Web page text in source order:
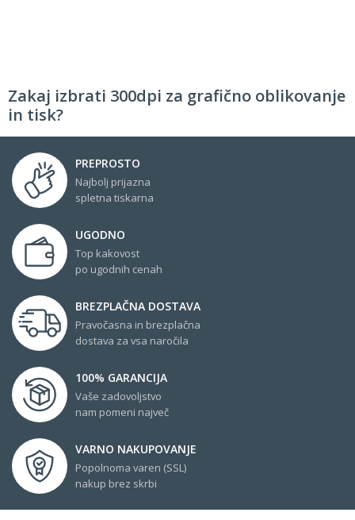
Zakaj izbrati 300dpi za grafično oblikovanje
in tisk?
PREPROSTO
Najbolj prijazna
spletna tiskarna
UGODNO
Top kakovost
po ugodnih cenah
BREZPLAČNA DOSTAVA
Pravočasna in brezplačna
dostava za vsa naročila
100% GARANCIJA
Vaše zadovoljstvo
nam pomeni največ
VARNO NAKUPOVANJE
Popolnoma varen (SSL)
nakup brez skrbi